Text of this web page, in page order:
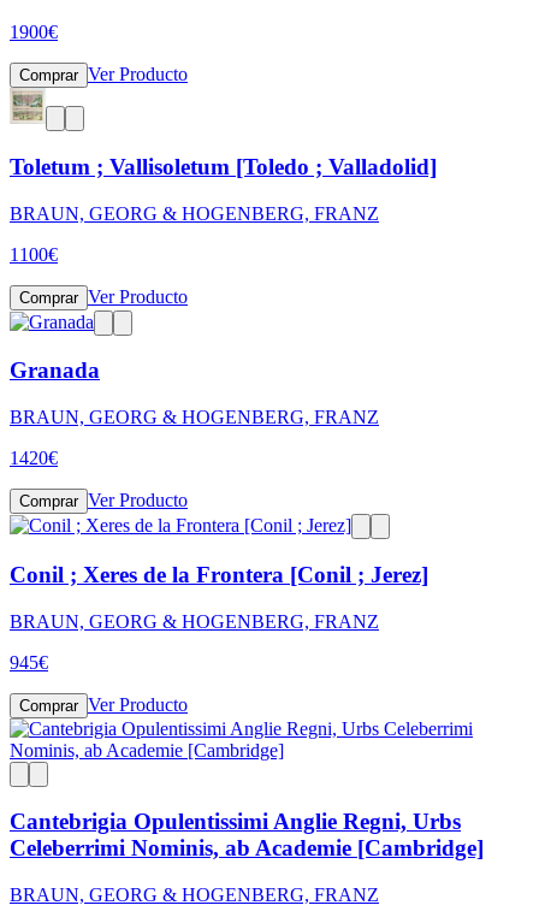
1900€
Comprar Ver Producto
Toletum ; Vallisoletum [Toledo ; Valladolid]
BRAUN, GEORG & HOGENBERG, FRANZ
1100€
Comprar Ver Producto
Granada
BRAUN, GEORG & HOGENBERG, FRANZ
1420€
Comprar Ver Producto
Conil ; Xeres de la Frontera [Conil ; Jerez]
BRAUN, GEORG & HOGENBERG, FRANZ
945€
Comprar Ver Producto
Cantebrigia Opulentissimi Anglie Regni, Urbs
Celeberrimi Nominis, ab Academie [Cambridge]
BRAUN, GEORG & HOGENBERG, FRANZ